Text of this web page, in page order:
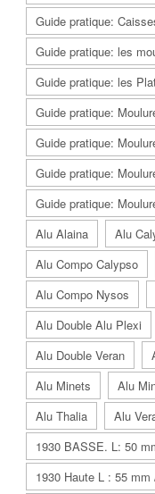
Guide pratique:
Guide pratique: les
Guide pratique: les
Guide pratique:
Guide pratique:
Guide pratique:
Guide pratique:
Alu Alaina
Alu
Alu Compo Calypso
Alu Compo Nysos
Alu Double Alu Plexi
Alu Double Veran
Alu Minets
Alu
Alu Thalia
Alu
1930 BASSE. L: 50
1930 Haute L : 55